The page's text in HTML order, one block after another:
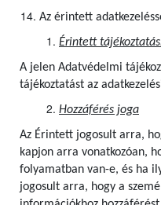
Az érintett
Érintett
A jelen Adatvédelmi
tájékoztatást az
Hozzáférés joga
Az Érintett jogosult arra,
kapjon arra vonatkozóan,
folyamatban van-e, és ha
jogosult arra, hogy a